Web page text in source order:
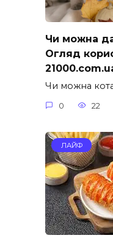
Чи можна
Огляд
Чи можна
0 22
ЛАЙФ